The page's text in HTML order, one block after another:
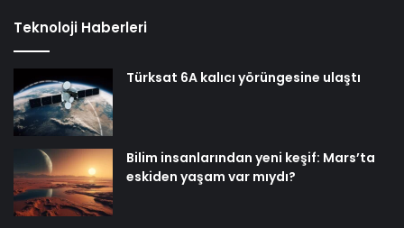
Teknoloji Haberleri
Türksat 6A kalıcı yörüngesine ulaştı
Bilim insanlarından yeni keşif: Mars’ta
eskiden yaşam var mıydı?